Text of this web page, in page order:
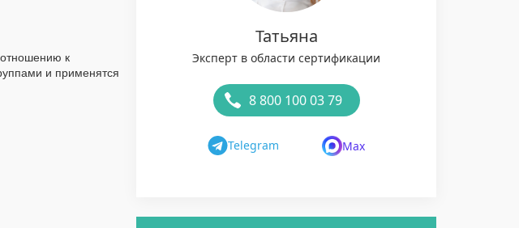
к
и применятся
Татьяна
Эксперт в области сертификации
8 800 100 03 79
Telegram Max